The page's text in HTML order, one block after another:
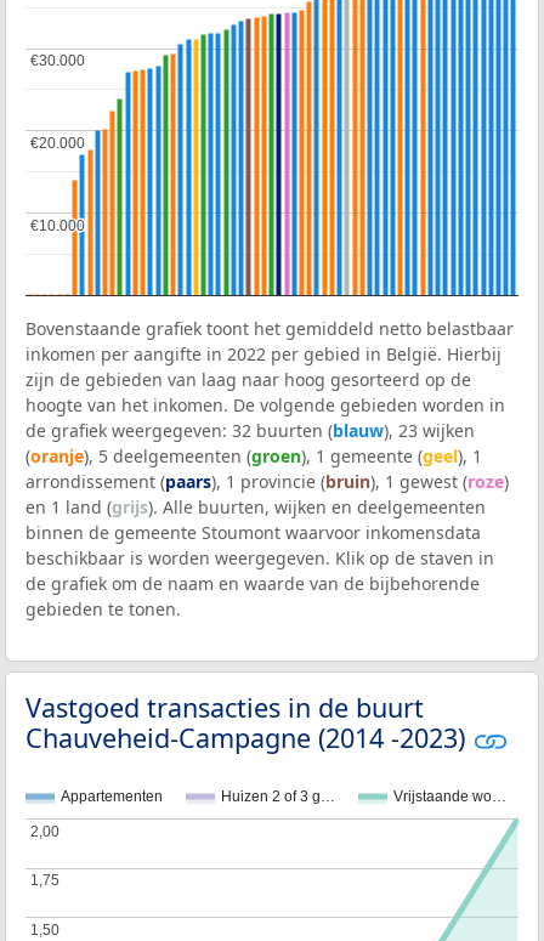
€10.000
€10.000
€20.000
€20.000
€30.000
€30.000
Bovenstaande grafiek toont het gemiddeld netto belastbaar
inkomen per aangifte in 2022 per gebied in België. Hierbij
zijn de gebieden van laag naar hoog gesorteerd op de
hoogte van het inkomen. De volgende gebieden worden in
de grafiek weergegeven: 32 buurten (blauw), 23 wijken
(oranje), 5 deelgemeenten (groen), 1 gemeente (geel), 1
arrondissement (paars), 1 provincie (bruin), 1 gewest (roze)
en 1 land (grijs). Alle buurten, wijken en deelgemeenten
binnen de gemeente Stoumont waarvoor inkomensdata
beschikbaar is worden weergegeven. Klik op de staven in
de grafiek om de naam en waarde van de bijbehorende
gebieden te tonen.
Vastgoed transacties in de buurt
Chauveheid-Campagne (2014 -2023)
Appartementen Huizen 2 of 3 g… Vrijstaande wo…
1,50
1,50
1,75
1,75
2,00
2,00